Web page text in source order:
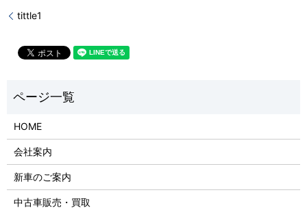
tittle1
HOME
会社案内
新車のご案内
中古車販売・買取